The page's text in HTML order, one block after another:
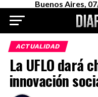
Buenos Aires,
ACTUALIDAD
La UFLO dará
innovación